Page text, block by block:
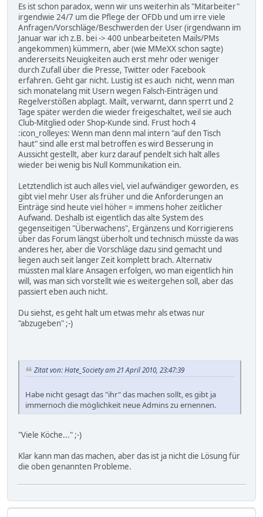
Es ist schon paradox, wenn wir uns weiterhin als "Mitarbeiter"
irgendwie 24/7 um die Pflege der OFDb und um irre viele
Anfragen/Vorschläge/Beschwerden der User (irgendwann im
Januar war ich z.B. bei -> 400 unbearbeiteten Mails/PMs
angekommen) kümmern, aber (wie MMeXX schon sagte)
andererseits Neuigkeiten auch erst mehr oder weniger
durch Zufall über die Presse, Twitter oder Facebook
erfahren. Geht gar nicht. Lustig ist es auch nicht, wenn man
sich monatelang mit Usern wegen Falsch-Einträgen und
Regelverstößen abplagt. Mailt, verwarnt, dann sperrt und 2
Tage später werden die wieder freigeschaltet, weil sie auch
Club-Mitglied oder Shop-Kunde sind. Frust hoch 4
:icon_rolleyes: Wenn man denn mal intern "auf den Tisch
haut" sind alle erst mal betroffen es wird Besserung in
Aussicht gestellt, aber kurz darauf pendelt sich halt alles
wieder bei wenig bis Null Kommunikation ein.
Letztendlich ist auch alles viel, viel aufwändiger geworden, es
gibt viel mehr User als früher und die Anforderungen an
Einträge sind heute viel höher = immens hoher zeitlicher
Aufwand. Deshalb ist eigentlich das alte System des
gegenseitigen "Überwachens", Ergänzens und Korrigierens
über das Forum längst überholt und technisch müsste da was
anderes her, aber die Vorschläge dazu sind gemacht und
liegen auch seit langer Zeit komplett brach. Alternativ
müssten mal klare Ansagen erfolgen, wo man eigentlich hin
will, was man sich vorstellt wie es weitergehen soll, aber das
passiert eben auch nicht.
Du siehst, es geht halt um etwas mehr als etwas nur
"abzugeben" ;-)
Zitat von: Hate_Society am 21 April 2010, 23:47:39
Habe nicht gesagt das "ihr" das machen sollt, es gibt ja
immernoch die möglichkeit neue Admins zu ernennen.
"Viele Köche..." ;-)
Klar kann man das machen, aber das ist ja nicht die Lösung für
die oben genannten Probleme.